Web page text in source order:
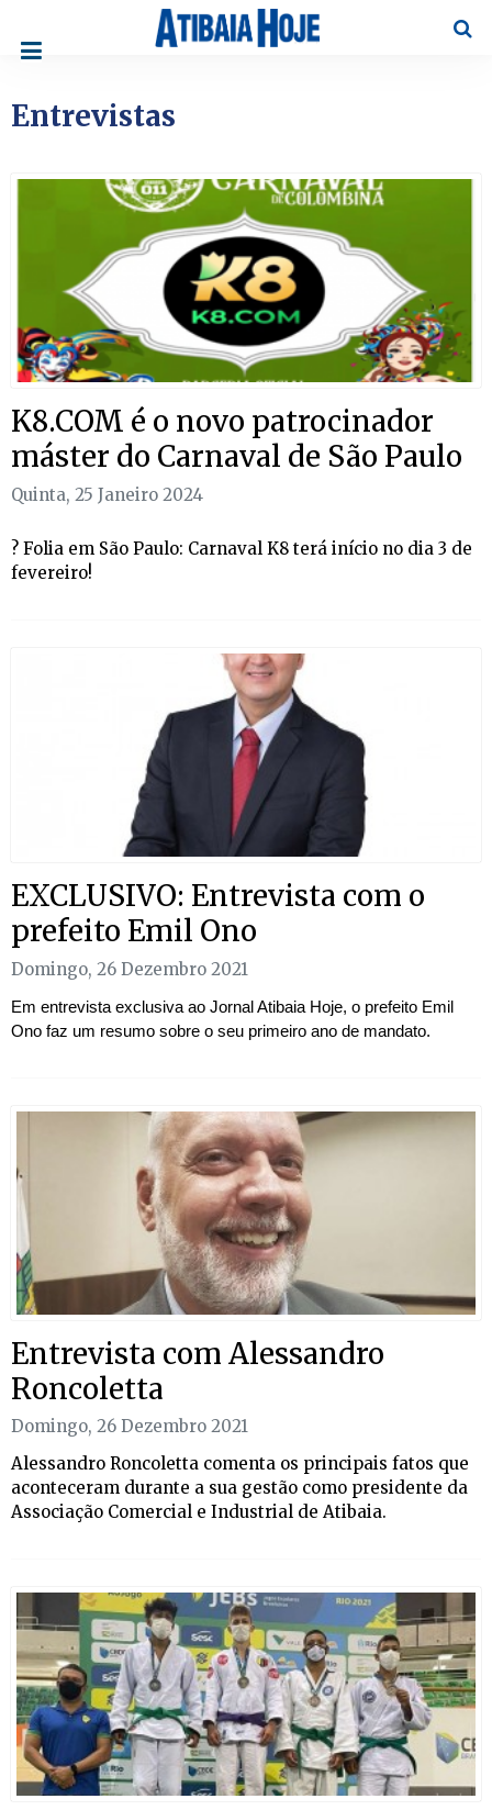
Entrevistas
K8.COM é o novo patrocinador
máster do Carnaval de São Paulo
Quinta, 25 Janeiro 2024
? Folia em São Paulo: Carnaval K8 terá início no dia 3 de
fevereiro!
EXCLUSIVO: Entrevista com o
prefeito Emil Ono
Domingo, 26 Dezembro 2021
Em entrevista exclusiva ao Jornal Atibaia Hoje, o prefeito Emil
Ono faz um resumo sobre o seu primeiro ano de mandato.
Entrevista com Alessandro
Roncoletta
Domingo, 26 Dezembro 2021
Alessandro Roncoletta comenta os principais fatos que
aconteceram durante a sua gestão como presidente da
Associação Comercial e Industrial de Atibaia.